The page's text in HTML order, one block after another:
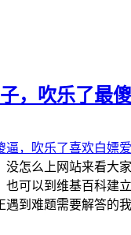
，吹乐了最
怎么上网站来看大
也可以到维基百科建
到难题需要解答的